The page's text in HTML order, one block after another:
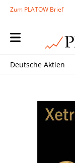
Zum PLATOW Brief
Deutsche Aktien